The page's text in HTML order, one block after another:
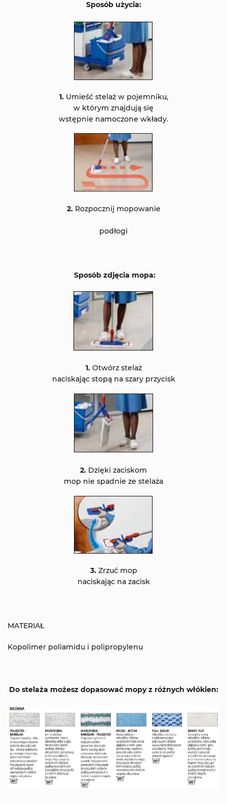
Sposób użycia:
1. Umieść stelaż w pojemniku,
w którym znajdują się
wstępnie namoczone wkłady.
2. Rozpocznij mopowanie
podłogi
Sposób zdjęcia mopa:
1. Otwórz stelaż
naciskając stopą na szary przycisk
2. Dzięki zaciskom
mop nie spadnie ze stelaża
3. Zrzuć mop
naciskając na zacisk
MATERIAŁ
Kopolimer poliamidu i polipropylenu
Do stelaża możesz dopasować mopy z różnych włókien: